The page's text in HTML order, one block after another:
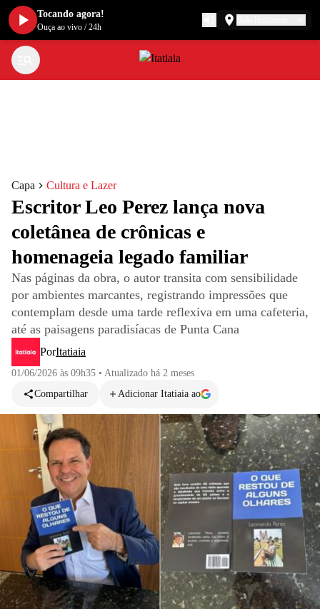
Capa Cultura e Lazer
Escritor Leo Perez lança nova
coletânea de crônicas e
homenageia legado familiar
Nas páginas da obra, o autor transita com sensibilidade
por ambientes marcantes, registrando impressões que
contemplam desde uma tarde reflexiva em uma cafeteria,
até as paisagens paradisíacas de Punta Cana
PorItatiaia
01/06/2026 às 09h35 • Atualizado há 2 meses
Compartilhar
Adicionar Itatiaia ao
Tocando agora!
Ouça ao vivo /24h